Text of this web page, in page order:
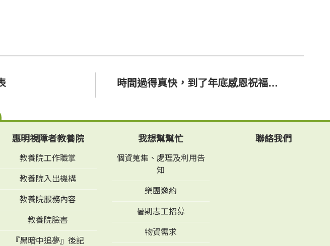
時間過得真快，到了年底感恩祝福的時刻
惠明視障者教養院
教養院工作職掌
教養院入出機構
教養院服務內容
教養院臉書
『黑暗中追夢』後記
我想幫幫忙
個資蒐集、處理及利用告
知
樂團邀約
暑期志工招募
物資需求
聯絡我們